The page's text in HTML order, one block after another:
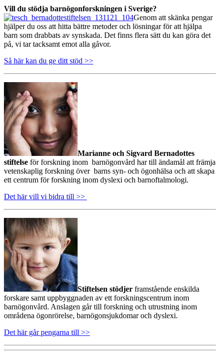
Vill du stödja barnögonforskningen i Sverige?
Genom att skänka pengar
hjälper du oss att hitta bättre metoder och lösningar för att hjälpa
barn som drabbats av synskada. Det finns flera sätt du kan göra det
på, vi tar tacksamt emot alla gåvor.
Så här kan du ge ditt stöd >>
Marianne och Sigvard Bernadottes
stiftelse för forskning inom barnögonvård har till ändamål att främja
vetenskaplig forskning över barns syn- och ögonhälsa och att skapa
ett centrum för forskning inom dyslexi och barnoftalmologi.
Det här vill vi bidra till >>
Stiftelsen stödjer framstående enskilda
forskare samt uppbyggnaden av ett forskningscentrum inom
barnögonvård. Anslagen går till forskning och utrustning inom
områdena ögonrörelse, barnögonsjukdomar och dyslexi.
Det här går pengarna till >>